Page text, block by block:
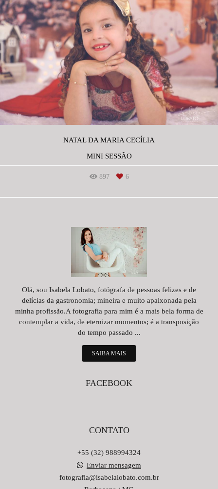
NATAL DA MARIA CECÍLIA
MINI SESSÃO
897 6
Olá, sou Isabela Lobato, fotógrafa de pessoas felizes e de
delícias da gastronomia; mineira e muito apaixonada pela
minha profissão.A fotografia para mim é a mais bela forma de
contemplar a vida, de eternizar momentos; é a transposição
do tempo passado ...
SAIBA MAIS
FACEBOOK
CONTATO
+55 (32) 988994324
Enviar mensagem
fotografia@isabelalobato.com.br